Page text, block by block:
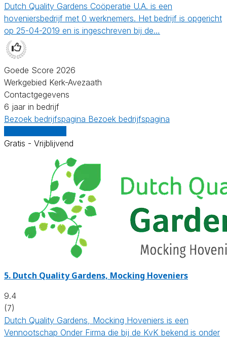
Dutch Quality Gardens Coöperatie U.A. is een
hoveniersbedrijf met 0 werknemers. Het bedrijf is opgericht
op 25-04-2019 en is ingeschreven bij de…
Goede Score 2026
Werkgebied Kerk-Avezaath
Contactgegevens
6 jaar in bedrijf
Bezoek bedrijfspagina Bezoek bedrijfspagina
Gratis - Vrijblijvend
5. Dutch Quality Gardens, Mocking Hoveniers
9.4
(7)
Dutch Quality Gardens, Mocking Hoveniers is een
Vennootschap Onder Firma die bij de KvK bekend is onder